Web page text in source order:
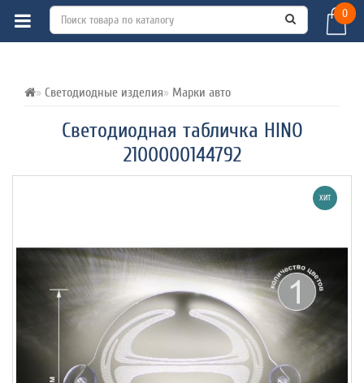
0
Светодиодные изделия Марки авто
Светодиодная табличка HINO
2100000144792
ВСЕ О ТОВАРЕ ХАРАКТЕРИСТИКИ
ХИТ